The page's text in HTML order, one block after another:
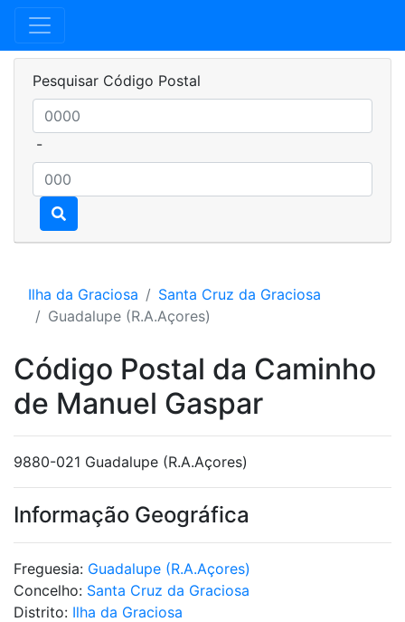
Pesquisar Código Postal
-
Ilha da Graciosa
Santa Cruz da Graciosa
Guadalupe (R.A.Açores)
Código Postal da Caminho
de Manuel Gaspar
9880-021 Guadalupe (R.A.Açores)
Informação Geográfica
Freguesia: Guadalupe (R.A.Açores)
Concelho: Santa Cruz da Graciosa
Distrito: Ilha da Graciosa